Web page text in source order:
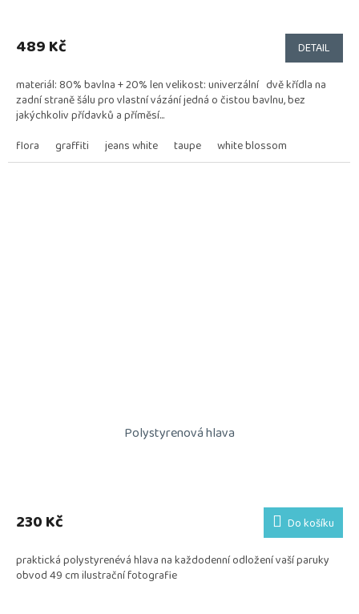
produktu
z
5
hvězdiček.
489 Kč DETAIL
materiál: 80% bavlna + 20% len velikost: univerzální dvě křídla na
zadní straně šálu pro vlastní vázání jedná o čistou bavlnu, bez
jakýchkoliv přídavků a příměsí...
flora
graffiti jeans white taupe white blossom
Polystyrenová hlava
230 Kč Do košíku
praktická polystyrenévá hlava na každodenní odložení vaší paruky
obvod 49 cm ilustrační fotografie